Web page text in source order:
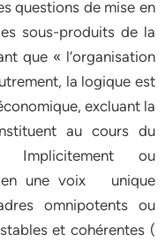
questions de mise en
sous-produits de la
que « l‘organisation
la logique est
excluant la
au cours du
Implicitement ou
en une voix unique
omnipotents ou
et cohérentes (